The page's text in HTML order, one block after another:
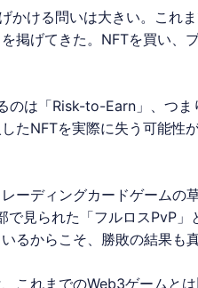
かける問いは大きい。これ
掲げてきた。NFTを買い
のは「Risk-to-Earn」、つ
たNFTを実際に失う可能性
ーディングカードゲームの
で見られた「フルロスPvP
るからこそ、勝敗の結果も
これまでのWeb3ゲームと